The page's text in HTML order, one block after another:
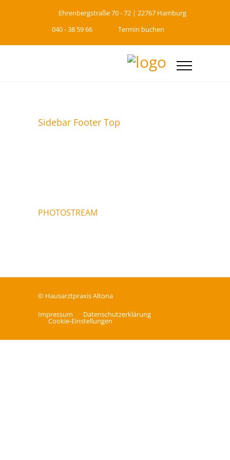
Ehrenbergstraße 70 - 72 | 22767 Hamburg
040 - 38 59 66
Termin buchen
Sidebar Footer Top
PHOTOSTREAM
© Hausarztpraxis Altona
Impressum
Datenschutz­erklärung
Cookie-Einstellungen